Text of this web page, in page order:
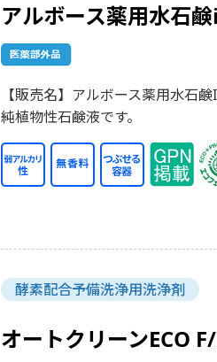
アルボース薬用水石
【販売名】アルボース薬用水石
純植物性石鹸液です。
酵素配合予備洗浄用洗浄剤
オートクリーンECO